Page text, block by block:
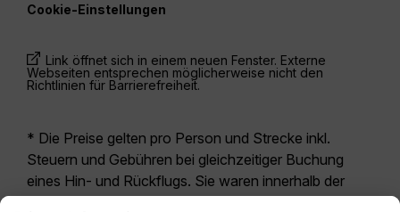
Cookie-Einstellungen
Link öffnet sich in einem neuen Fenster. Externe
Webseiten entsprechen möglicherweise nicht den
Richtlinien für Barrierefreiheit.
* Die Preise gelten pro Person und Strecke inkl.
Steuern und Gebühren bei gleichzeitiger Buchung
eines Hin- und Rückflugs. Sie waren innerhalb der
letzten 24 Stunden verfügbar und sind